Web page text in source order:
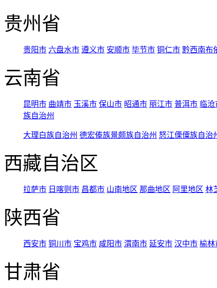
贵州省
贵阳市 六盘水市 遵义市 安顺市 毕节市 铜仁市 黔西南布
云南省
昆明市 曲靖市 玉溪市 保山市 昭通市 丽江市 普洱市 临
族自治州
大理白族自治州 德宏傣族景颇族自治州 怒江傈僳族自治
西藏自治区
拉萨市 日喀则市 昌都市 山南地区 那曲地区 阿里地区 林
陕西省
西安市 铜川市 宝鸡市 咸阳市 渭南市 延安市 汉中市 榆林
甘肃省